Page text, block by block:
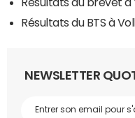
Résultats du BTS à
NEWSLETTER